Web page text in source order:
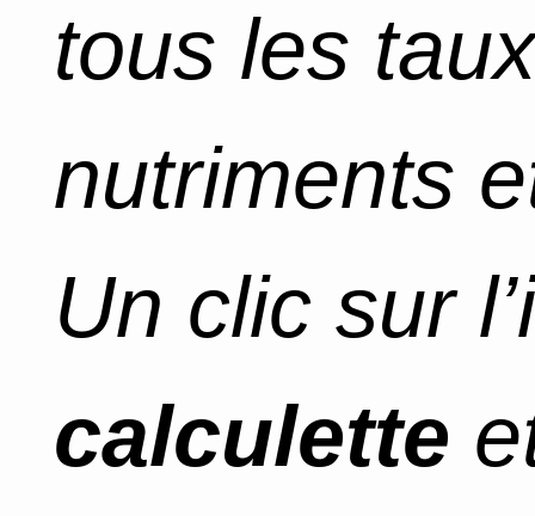
tous les
nutriments
Un clic sur
calculette